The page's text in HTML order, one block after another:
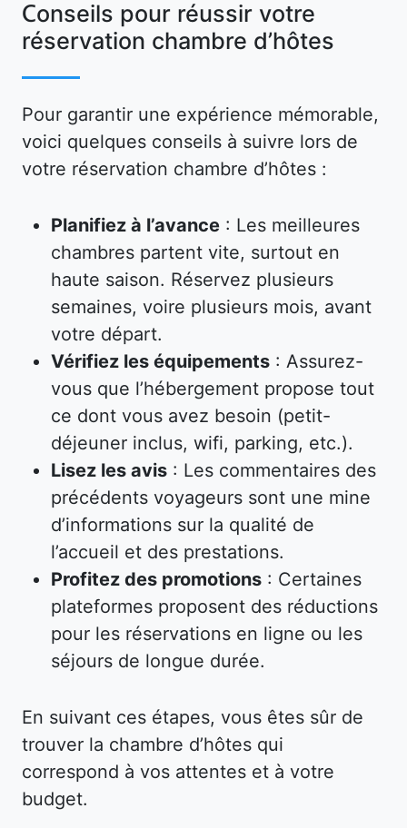
Conseils pour réussir votre
réservation chambre d’hôtes
Pour garantir une expérience mémorable,
voici quelques conseils à suivre lors de
votre réservation chambre d’hôtes :
Planifiez à l’avance : Les meilleures
chambres partent vite, surtout en
haute saison. Réservez plusieurs
semaines, voire plusieurs mois, avant
votre départ.
Vérifiez les équipements : Assurez-
vous que l’hébergement propose tout
ce dont vous avez besoin (petit-
déjeuner inclus, wifi, parking, etc.).
Lisez les avis : Les commentaires des
précédents voyageurs sont une mine
d’informations sur la qualité de
l’accueil et des prestations.
Profitez des promotions : Certaines
plateformes proposent des réductions
pour les réservations en ligne ou les
séjours de longue durée.
En suivant ces étapes, vous êtes sûr de
trouver la chambre d’hôtes qui
correspond à vos attentes et à votre
budget.